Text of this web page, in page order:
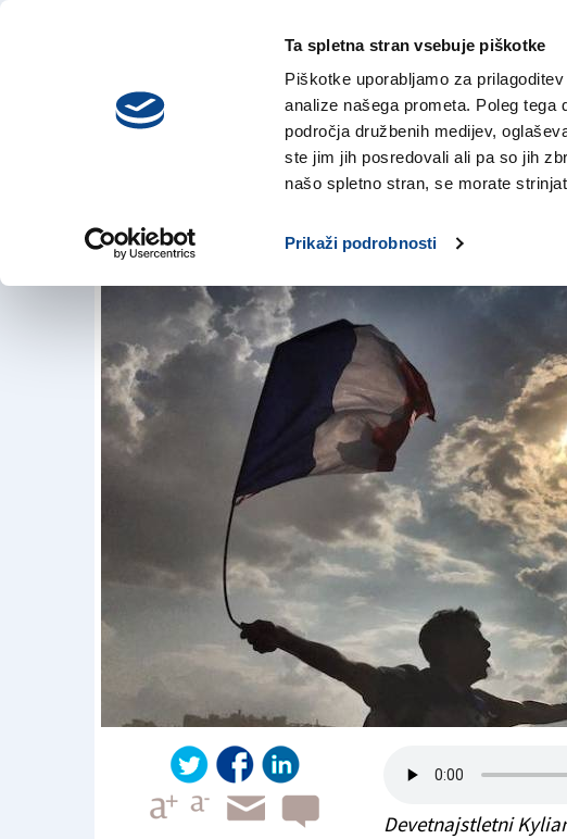
Ta spletna stran vsebuje piškotke
Piškotke uporabljamo za
analize našega prometa. Poleg
področja družbenih medijev,
ste jim jih posredovali ali pa so jih
našo spletno stran, se morate
Prikaži podrobnosti
sreda,
5. avgusta 2026
NOVICE
»Liberté, Égalité,
17. jul. 2018 | 11:05
Devetnajstletni